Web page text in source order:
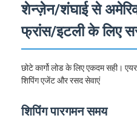
शेन्ज़ेन/शंघाई से
फ्रांस/इटली के लिए
छोटे कार्गो लोड के लिए एकदम सही।
शिपिंग एजेंट और रसद सेवाएं
शिपिंग पारगमन समय